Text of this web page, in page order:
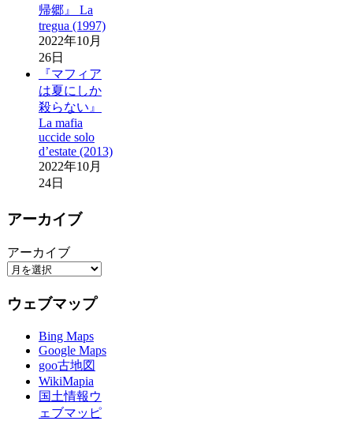
帰郷』 La
tregua (1997)
2022年10月
26日
『マフィア
は夏にしか
殺らない』
La mafia
uccide solo
d’estate (2013)
2022年10月
24日
アーカイブ
アーカイブ
ウェブマップ
Bing Maps
Google Maps
goo古地図
WikiMapia
国土情報ウ
ェブマッピ